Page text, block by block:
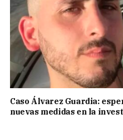
Caso Álvarez Guardia:
nuevas medidas en la